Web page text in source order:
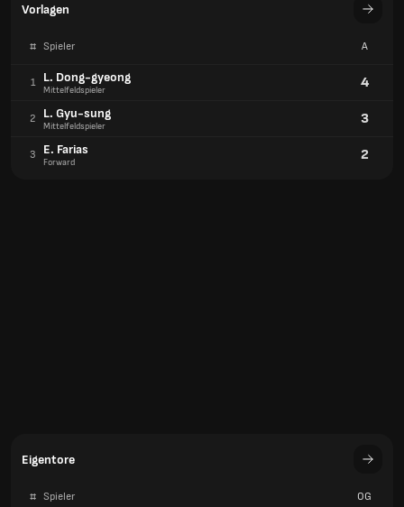
Vorlagen
# Spieler A
1 L. Dong-gyeong
Mittelfeldspieler 4
2 L. Gyu-sung
Mittelfeldspieler 3
3 E. Farias
Forward 2
Eigentore
# Spieler OG